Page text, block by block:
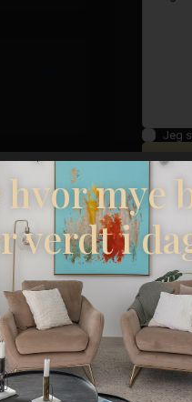
Jeg
mye
verdt i